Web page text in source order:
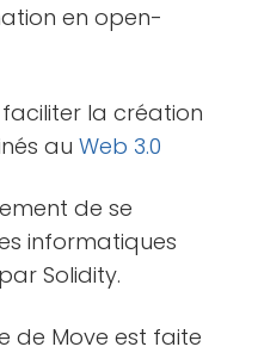
en open-
la création
au Web 3.0
de se
informatiques
Solidity.
de Move est faite